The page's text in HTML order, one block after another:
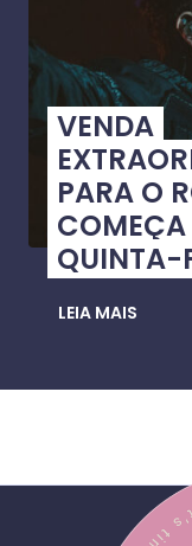
VENDA
PARA O
COMEÇA
LEIA MAIS